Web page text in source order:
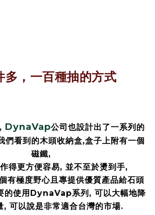
多，一百種抽的方式
DynaVap公司也設計出了一系列的
們看到的木頭收納盒,盒子上附有一個
磁鐵,
得更方便容易, 並不至於燙到手,
有極度野心且專提供優質產品給石頭
的使用DynaVap系列, 可以大幅地降
, 可以說是非常適合台灣的市場.